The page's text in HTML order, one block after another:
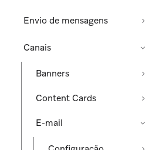
Envio de mensagens
Canais
Banners
Content Cards
E-mail